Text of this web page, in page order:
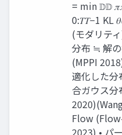
= min 𝔻𝔻
0:𝑇𝑇−1 KL
(モダリテ
分布 ≒ 解
(MPPI
適化した分
合ガウス分
Flow
2023) • パ